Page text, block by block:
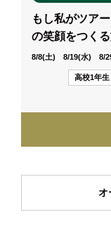
もし私がツア
の笑顔をつく
8/8(土) 8/19(水) 8/
高校1年生
オ